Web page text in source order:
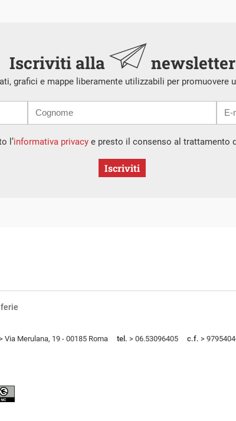
Iscriviti alla newsletter
grafici e mappe liberamente utilizzabili per promuovere
l’informativa privacye presto il consenso al trattamento
Iscriviti
Via Merulana, 19 - 00185 Roma tel. > 06.53096405 c.f. >